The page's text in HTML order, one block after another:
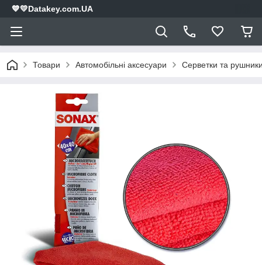
💙💛Datakey.com.UA
Товари Автомобільні аксесуари Серветки та